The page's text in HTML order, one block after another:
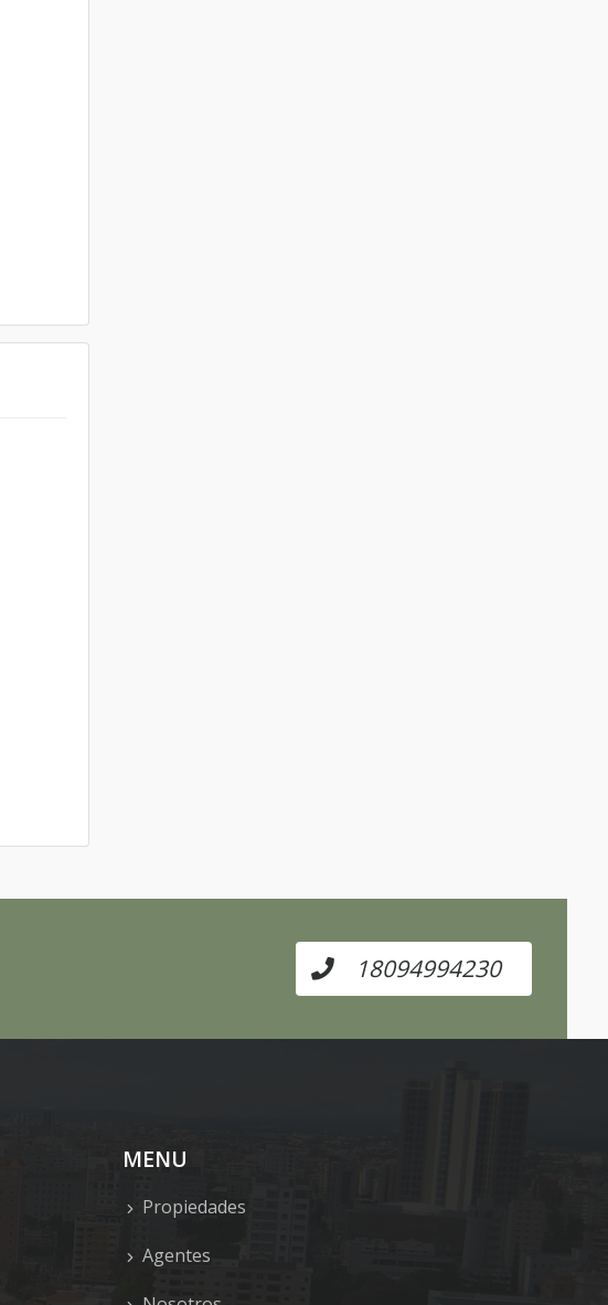
18094994230
MENU
Propiedades
Agentes